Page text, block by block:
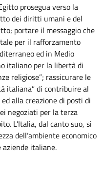
prosegua verso la
dei diritti umani e del
portare il messaggio che
per il rafforzamento
ed in Medio
italiano per la libertà di
religiose”; rassicurare le
italiana” di contribuire al
alla creazione di posti di
negoziati per la terza
L’Italia, dal canto suo, si
dell’ambiente economico
aziende italiane.